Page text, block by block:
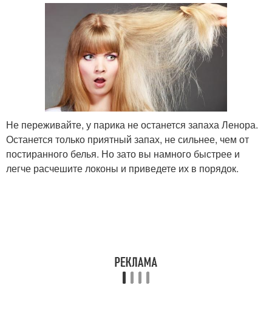
Не переживайте, у парика не останется запаха Ленора.
Останется только приятный запах, не сильнее, чем от
постиранного белья. Но зато вы намного быстрее и
легче расчешите локоны и приведете их в порядок.